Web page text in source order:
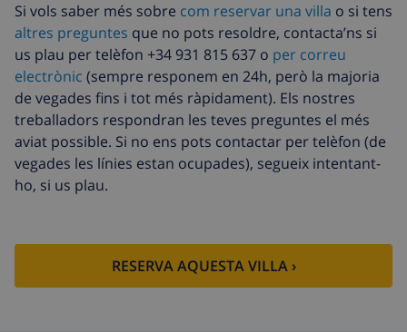
Si vols saber més sobre com reservar una villa o si tens
altres preguntes que no pots resoldre, contacta’ns si
us plau per telèfon +34 931 815 637 o per correu
electrònic (sempre responem en 24h, però la majoria
de vegades fins i tot més ràpidament). Els nostres
treballadors respondran les teves preguntes el més
aviat possible. Si no ens pots contactar per telèfon (de
vegades les línies estan ocupades), segueix intentant-
ho, si us plau.
RESERVA AQUESTA VILLA ›